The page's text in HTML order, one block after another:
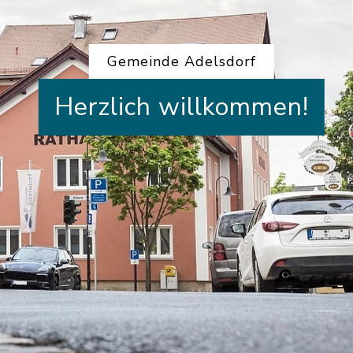
Gemeinde Adelsdorf
Herzlich willkommen!